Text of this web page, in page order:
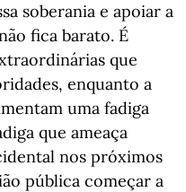
soberania e apoiar a
fica barato. É
que
enquanto a
uma fadiga
que ameaça
nos próximos
pública começar a